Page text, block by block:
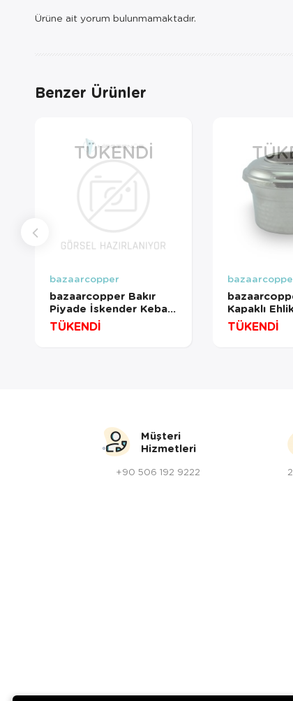
Ürüne ait yorum bulunmamaktadır.
Benzer Ürünler
TÜKENDI
bazaarcopper
bazaarcopper Bakır
Piyade İskender Kebap
Kayık Sunum Tabağı 35
Cm El Dövme Oksit
TÜKENDİ
Kapaklı
Dövme 4lü
TÜKENDİ
Müşteri
Hizmetleri
+90 506 192 9222